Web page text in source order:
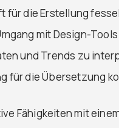
für die Erstellung
mit Design-
und Trends zu
für die Übersetzung
Fähigkeiten mit